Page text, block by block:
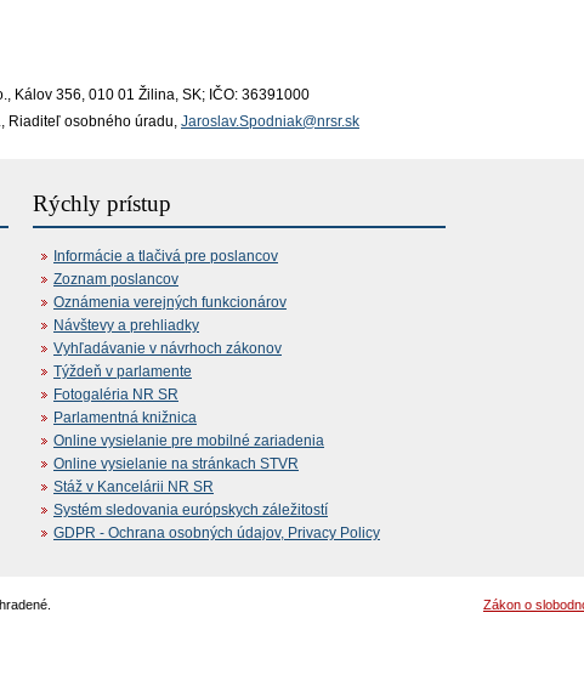
Kálov 356, 010 01 Žilina, SK; IČO: 36391000
Riaditeľ osobného úradu, Jaroslav.Spodniak@nrsr.sk
Rýchly prístup
Informácie a tlačivá pre poslancov
Zoznam poslancov
Oznámenia verejných funkcionárov
Návštevy a prehliadky
Vyhľadávanie v návrhoch zákonov
Týždeň v parlamente
Fotogaléria NR SR
Parlamentná knižnica
Online vysielanie pre mobilné zariadenia
Online vysielanie na stránkach STVR
Stáž v Kancelárii NR SR
Systém sledovania európskych záležitostí
GDPR - Ochrana osobných údajov, Privacy Policy
Zákon o